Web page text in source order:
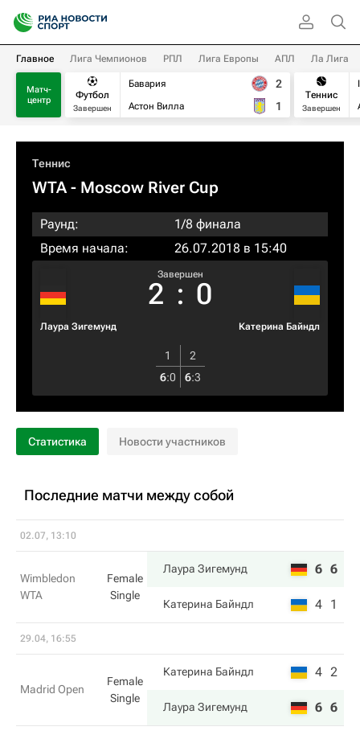
Главное Лига Чемпионов РПЛ Лига Европы АПЛ Ла Лига
Матч-
центр
Футбол
Завершен
Бавария
Астон Вилла
2
1
Теннис
Завершен
Теннис
WTA- Moscow River Cup
Раунд:
1/8 финала
Время начала:
26.07.2018 в 15:40
Лаура Зигемунд
Завершен
2 : 0
Катерина Байндл
1
2
6:0 6:3
Статистика Новости участников
Последние матчи между собой
02.07, 13:10
Wimbledon
WTA
Female
Single
Лаура Зигемунд 6 6
Катерина Байндл 4 1
29.04, 16:55
Madrid Open
Female
Single
Катерина Байндл 4 2
Лаура Зигемунд 6 6